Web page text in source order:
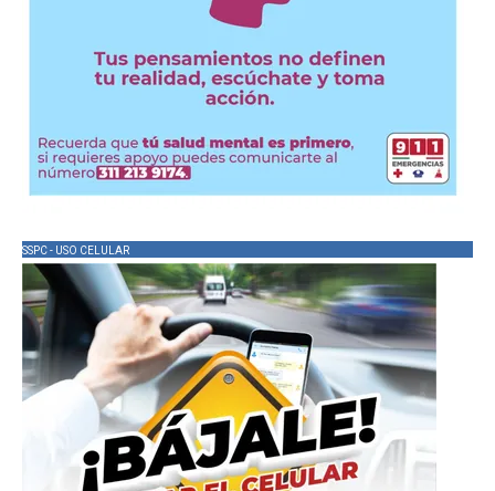
SSPC - USO CELULAR